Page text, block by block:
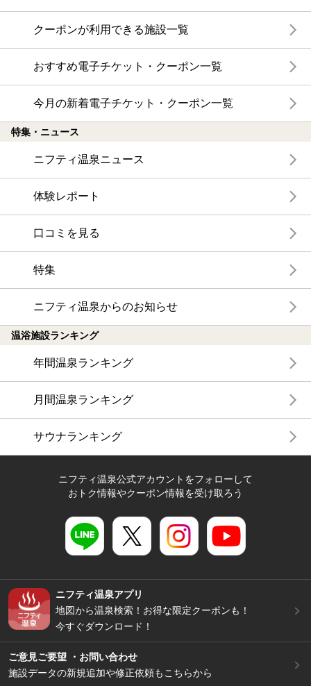
クーポンが利用できる施設一覧
おすすめ電子チケット・クーポン一覧
今月の新着電子チケット・クーポン一覧
特集・ニュース
ニフティ温泉ニュース
体験レポート
口コミを見る
特集
ニフティ温泉からのお知らせ
温浴施設ランキング
年間温泉ランキング
月間温泉ランキング
サウナランキング
ニフティ温泉公式アカウントをフォローして
おトク情報やクーポン情報を受け取ろう
ニフティ温泉アプリ
地図から温泉検索！お得な限定クーポンも！
今すぐダウンロード！
ご意見ご要望 ・お問い合わせ
施設データの新規追加や修正依頼もこちらから